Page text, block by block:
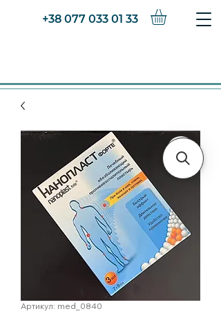
+38 077 033 01 33
Артикул: med_0840